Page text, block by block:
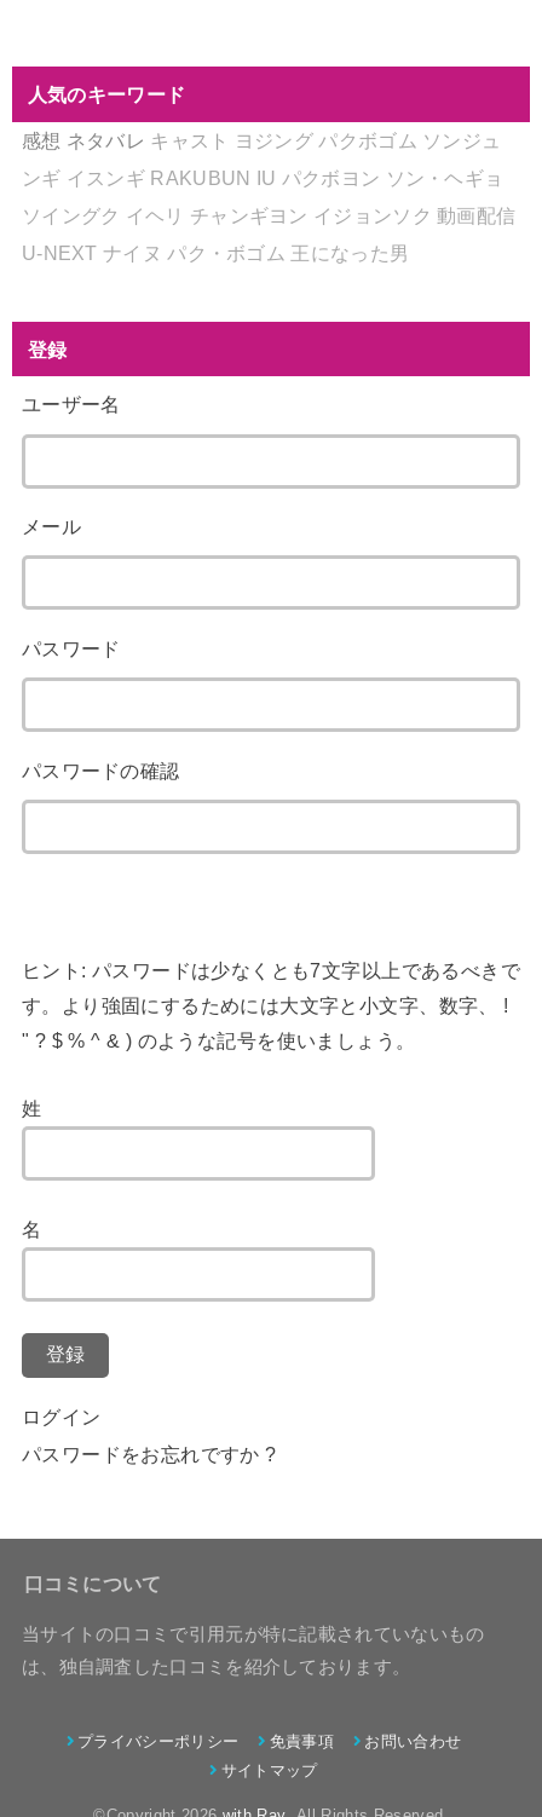
人気のキーワード
感想 ネタバレ キャスト ヨジング パクボゴム ソンジュ
ンギ イスンギ RAKUBUN IU パクボヨン ソン・ヘギョ
ソイングク イヘリ チャンギヨン イジョンソク 動画配信
U-NEXT ナイヌ パク・ボゴム 王になった男
登録
ユーザー名
メール
パスワード
パスワードの確認
ヒント: パスワードは少なくとも7文字以上であるべきで
す。より強固にするためには大文字と小文字、数字、 !
" ? $ % ^ & ) のような記号を使いましょう。
姓
名
登録
ログイン
パスワードをお忘れですか ?
口コミについて
当サイトの口コミで引用元が特に記載されていないもの
は、独自調査した口コミを紹介しております。
プライバシーポリシー 免責事項
お問い合わせ
サイトマップ